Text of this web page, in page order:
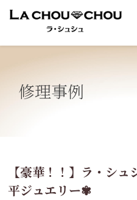
修理事例
【豪華！！】ラ・シ
平ジュエリー✾